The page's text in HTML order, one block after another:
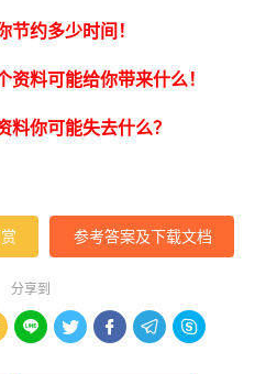
约多少时间！
料可能给你带来什么！
你可能失去什么？
参考答案及下载文档
分享到
    